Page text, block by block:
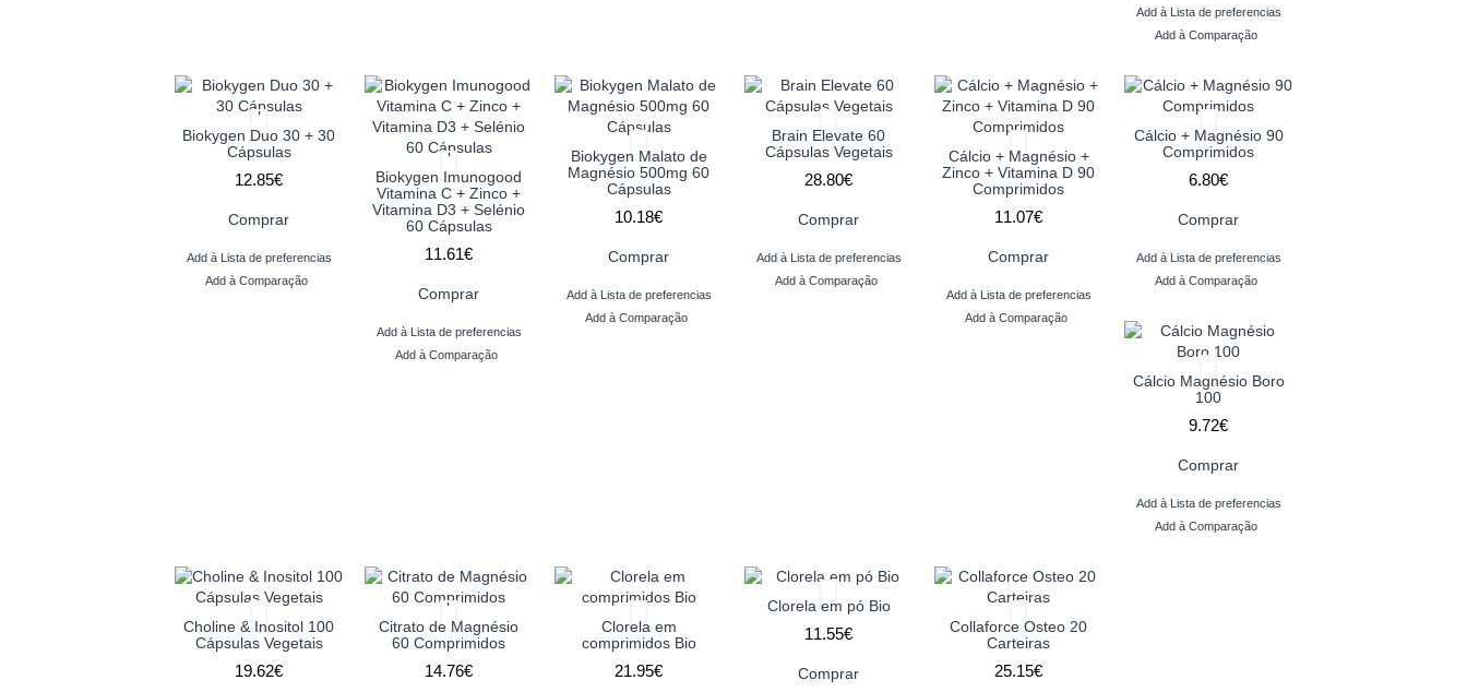
Add à Lista de preferencias
Add à Comparação
Biokygen Duo 30 + 30
Cápsulas
12.85€
Comprar
Add à Lista de preferencias
Add à Comparação
Biokygen Imunogood
Vitamina C + Zinco +
Vitamina D3 + Selénio
60 Cápsulas
11.61€
Comprar
Add à Lista de preferencias
Add à Comparação
Biokygen Malato de
Magnésio 500mg 60
Cápsulas
10.18€
Comprar
Add à Lista de preferencias
Add à Comparação
Brain Elevate 60
Cápsulas Vegetais
28.80€
Comprar
Add à Lista de preferencias
Add à Comparação
Cálcio + Magnésio +
Zinco + Vitamina D 90
Comprimidos
11.07€
Comprar
Add à Lista de preferencias
Add à Comparação
Cálcio + Magnésio 90
Comprimidos
6.80€
Comprar
Add à Lista de preferencias
Add à Comparação
Cálcio Magnésio Boro
100
9.72€
Comprar
Add à Lista de preferencias
Add à Comparação
Choline & Inositol 100
Cápsulas Vegetais
19.62€
Citrato de Magnésio
60 Comprimidos
14.76€
Clorela em
comprimidos Bio
21.95€
Clorela em pó Bio
11.55€
Comprar
Collaforce Osteo 20
Carteiras
25.15€